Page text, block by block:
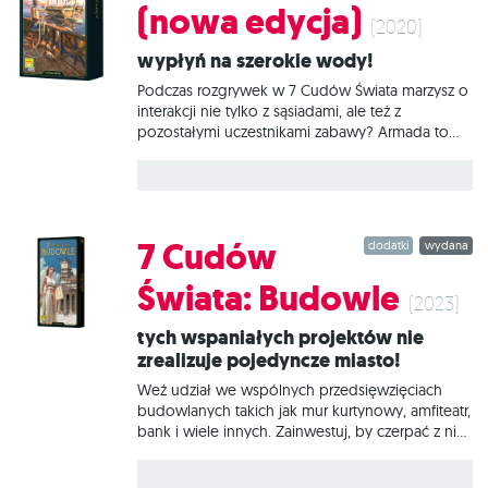
układanie kart. Nowy system ikon usprawniający
rozgrywkę i pozwalający na jeszcze szybsze
opanowanie zasad.
(nowa edycja) (2020)
Wypłyń na szerokie wody!
Podczas rozgrywek w 7 Cudów Świata marzysz o
interakcji nie tylko z sąsiadami, ale też z
pozostałymi uczestnikami zabawy? Armada to
Dzięki temu rozszerzeniu wszyscy gracze
wchodzą w interakcję za pomocą swoich flot.
Uczestnicy nie są już ograniczeni do kontaktu z
osobami siedzącymi po lewej i prawej; muszą
stale zwracać uwagę na wszystko, co się dzieje
na stole! Nowe elementy (7 plansz stoczni, 27
kart wysp itp.) odświeżają rozgrywkę i oferują
nowe rozwiązania mechaniczne: Dzięki
możliwości toczenia wojen
wydana
dodatki
7 Cudów
Świata: Budowle (2023)
Tych wspaniałych projektów nie
zrealizuje pojedyncze miasto!
Weź udział we wspólnych przedsięwzięciach
budowlanych takich jak mur kurtynowy, amfiteatr,
bank i wiele innych. Zainwestuj, by czerpać z nich